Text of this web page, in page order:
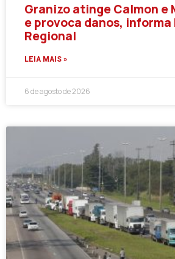
Granizo atinge Calmon e
e provoca danos,
Regional
LEIA MAIS »
6 de agosto de 2026